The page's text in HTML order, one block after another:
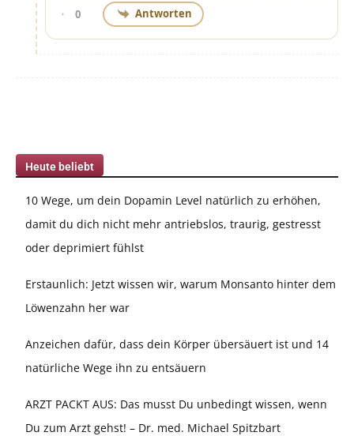
0 Antworten
Heute beliebt
10 Wege, um dein Dopamin Level natürlich zu erhöhen,
damit du dich nicht mehr antriebslos, traurig, gestresst
oder deprimiert fühlst
Erstaunlich: Jetzt wissen wir, warum Monsanto hinter dem
Löwenzahn her war
Anzeichen dafür, dass dein Körper übersäuert ist und 14
natürliche Wege ihn zu entsäuern
ARZT PACKT AUS: Das musst Du unbedingt wissen, wenn
Du zum Arzt gehst! – Dr. med. Michael Spitzbart